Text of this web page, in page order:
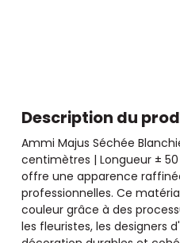
Description du
Ammi Majus Séchée
centimètres | Longueur ±
offre une apparence
professionnelles. Ce
couleur grâce à des
les fleuristes, les designers